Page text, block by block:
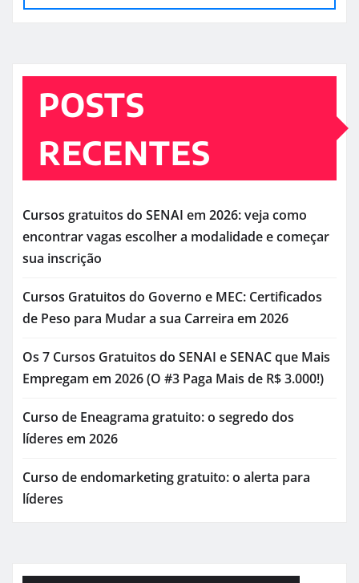
POSTS
RECENTES
Cursos gratuitos do SENAI em 2026: veja como
encontrar vagas escolher a modalidade e começar
sua inscrição
Cursos Gratuitos do Governo e MEC: Certificados
de Peso para Mudar a sua Carreira em 2026
Os 7 Cursos Gratuitos do SENAI e SENAC que Mais
Empregam em 2026 (O #3 Paga Mais de R$ 3.000!)
Curso de Eneagrama gratuito: o segredo dos
líderes em 2026
Curso de endomarketing gratuito: o alerta para
líderes